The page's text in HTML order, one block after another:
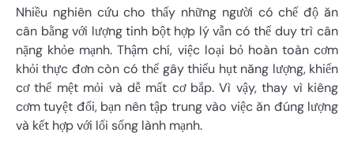
Nhiều nghiên cứu cho thấy những người có chế độ ăn
cân bằng với lượng tinh bột hợp lý vẫn có thể duy trì cân
nặng khỏe mạnh. Thậm chí, việc loại bỏ hoàn toàn cơm
khỏi thực đơn còn có thể gây thiếu hụt năng lượng, khiến
cơ thể mệt mỏi và dễ mất cơ bắp. Vì vậy, thay vì kiêng
cơm tuyệt đối, bạn nên tập trung vào việc ăn đúng lượng
và kết hợp với lối sống lành mạnh.